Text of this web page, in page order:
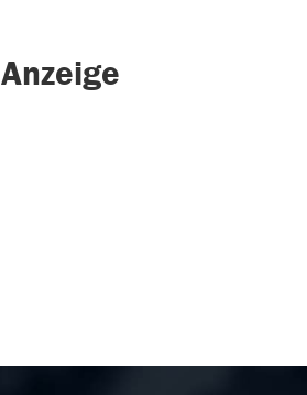
Anzeige